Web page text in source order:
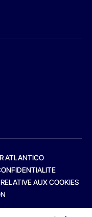
ATLANTICO
AUX COOKIES